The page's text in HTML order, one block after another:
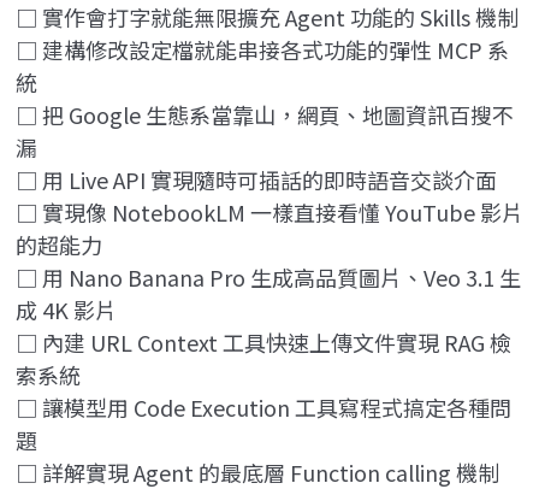
□ 實作會打字就能無限擴充 Agent 功能的 Skills 機制
□ 建構修改設定檔就能串接各式功能的彈性 MCP 系
統
□ 把 Google 生態系當靠山，網頁、地圖資訊百搜不
漏
□ 用 Live API 實現隨時可插話的即時語音交談介面
□ 實現像 NotebookLM 一樣直接看懂 YouTube 影片
的超能力
□ 用 Nano Banana Pro 生成高品質圖片、Veo 3.1 生
成 4K 影片
□ 內建 URL Context 工具快速上傳文件實現 RAG 檢
索系統
□ 讓模型用 Code Execution 工具寫程式搞定各種問
題
□ 詳解實現 Agent 的最底層 Function calling 機制